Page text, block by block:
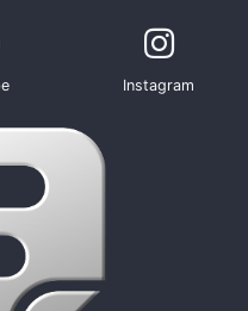
Instagram